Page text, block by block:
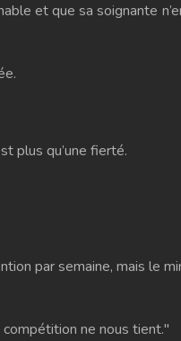
et que sa soignante
plus qu’une fierté.
par semaine, mais le
ne nous tient."